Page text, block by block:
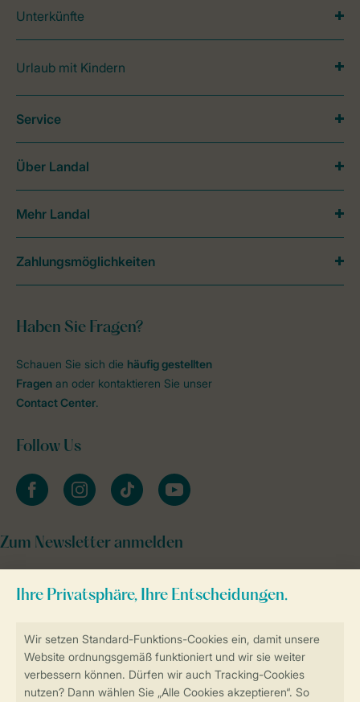
Sicher und schnell zur Online-Buchung
Unterkünfte
Urlaub mit Kindern
Haben Sie Fragen?
Schauen Sie sich die häufig gestellten
Fragen an oder kontaktieren Sie unser
Contact Center.
Follow Us
facebookinstagramtiktok youtube
Zum Newsletter anmelden
Service
Über Landal
Mehr Landal
Zahlungsmöglichkeiten